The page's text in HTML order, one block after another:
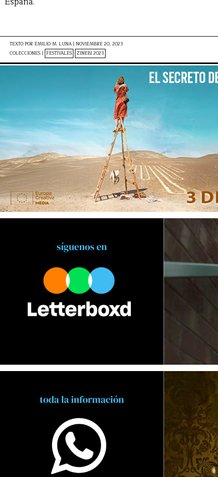
TEXTO POR EMILIO M. LUNA | NOVIEMBRE 20, 2023
COLECCIONES | FESTIVALES ZINEBI 2023